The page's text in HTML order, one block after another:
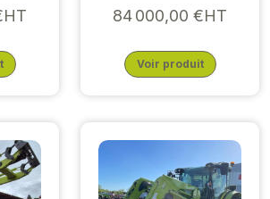
84 000,00 €HT
Voir produit